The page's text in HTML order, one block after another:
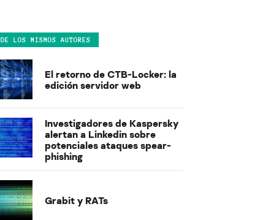
DE LOS MISMOS AUTORES
El retorno de CTB-Locker: la
edición servidor web
Investigadores de Kaspersky
alertan a Linkedin sobre
potenciales ataques spear-
phishing
Grabit y RATs